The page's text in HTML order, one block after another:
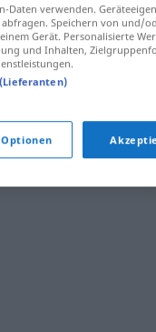
Daten verwenden.
Speichern von und/
Gerät. Personalisierte
und Inhalten,